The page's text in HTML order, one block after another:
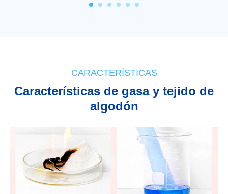
CARACTERÍSTICAS
Características de gasa y tejido de
algodón